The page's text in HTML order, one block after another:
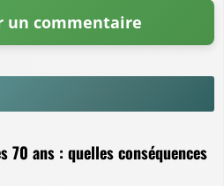
70 ans : quelles conséquences